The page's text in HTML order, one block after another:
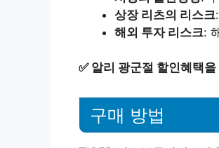
상장 리츠의 리스크
해외 투자 리스크:
✅ 알리 광군절 할인혜택
구매 방법